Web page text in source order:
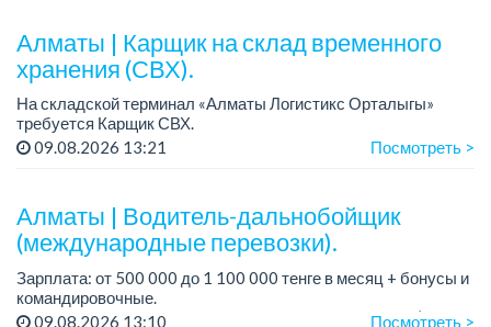
Алматы | Карщик на склад временного
хранения (СВХ).
На складской терминал «Алматы Логистикс Орталыгы»
требуется Карщик СВХ.
График работы: 6/1, с 09.00 до 18.00.
09.08.2026 13:21 Посмотреть >
Алматы | Водитель-дальнобойщик
(международные перевозки).
Зарплата: от 500 000 до 1 100 000 тенге в месяц + бонусы и
командировочные.
Требования: права категории Е, опыт работы от 3 лет (опыт
09.08.2026 13:10 Посмотреть >